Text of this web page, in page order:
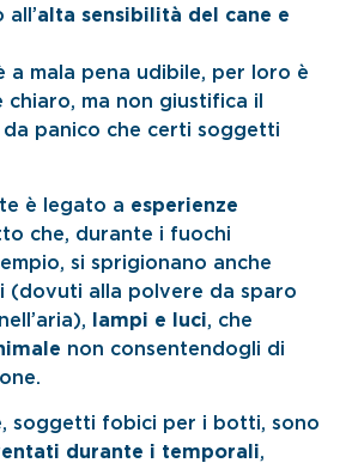
alta sensibilità del cane e
a mala pena udibile, per loro è
ma non giustifica il
panico che certi soggetti
è legato a esperienze
che, durante i fuochi
si sprigionano anche
(dovuti alla polvere da sparo
lampi e luci, che
non consentendogli di
soggetti fobici per i botti, sono
durante i temporali,